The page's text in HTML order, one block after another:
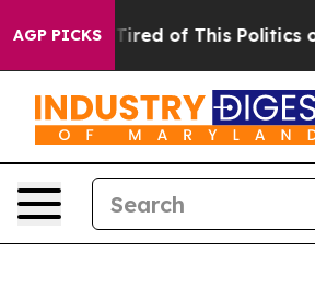
AGP PICKS
Tired of This Politics of Hatred”